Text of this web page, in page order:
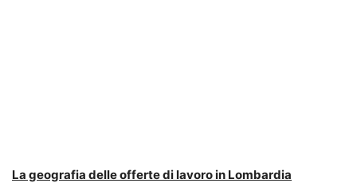
La geografia delle offerte di lavoro in Lombardia